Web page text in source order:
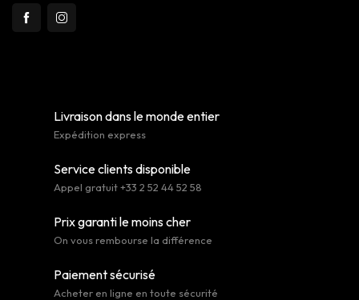
Livraison dans le monde entier
Expédition express
Service clients disponible
Appel gratuit +33 2 52 44 52 58
Prix garanti le moins cher
On vous rembourse la différence
Paiement sécurisé
Acheter en ligne en toute sécurité